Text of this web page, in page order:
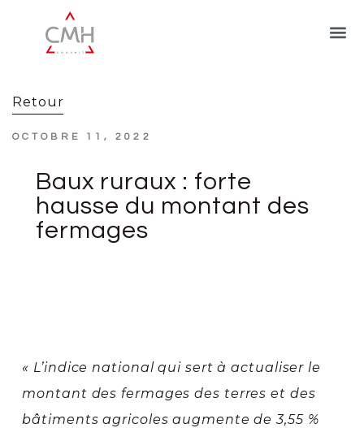
Retour
OCTOBRE 11, 2022
Baux ruraux : forte
hausse du montant des
fermages
« L’indice national qui sert à actualiser le
montant des fermages des terres et des
bâtiments agricoles augmente de 3,55 %